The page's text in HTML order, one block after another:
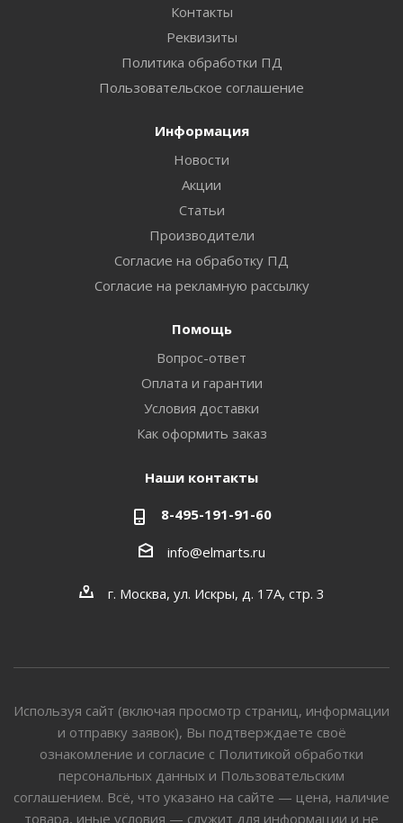
Контакты
Реквизиты
Политика обработки ПД
Пользовательское соглашение
Информация
Новости
Акции
Статьи
Производители
Согласие на обработку ПД
Согласие на рекламную рассылку
Помощь
Вопрос-ответ
Оплата и гарантии
Условия доставки
Как оформить заказ
Наши контакты
8-495-191-91-60
info@elmarts.ru
г. Москва, ул. Искры, д. 17А, стр. 3
Используя сайт (включая просмотр страниц, информации
и отправку заявок), Вы подтверждаете своё
ознакомление и согласие с Политикой обработки
персональных данных и Пользовательским
соглашением. Всё, что указано на сайте — цена, наличие
товара, иные условия — служит для информации и не